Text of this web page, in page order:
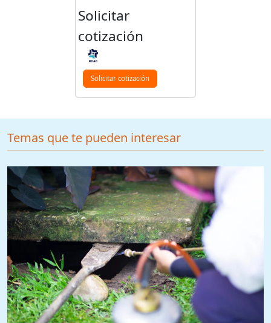
Solicitar
cotización
Solicitar cotización
Temas que te pueden interesar